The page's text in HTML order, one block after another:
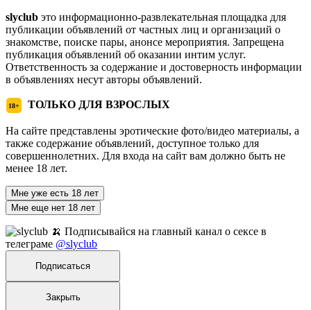
slyclub это информационно-развлекательная площадка для
публикации объявлений от частных лиц и организаций о
знакомстве, поиске пары, анонсе мероприятия. Запрещена
публикация объявлений об оказании интим услуг.
Ответственность за содержание и достоверность информации
в объявлениях несут авторы объявлений.
18+ ТОЛЬКО ДЛЯ ВЗРОСЛЫХ
На сайте представлены эротические фото/видео материалы, а
также содержание объявлений, доступное только для
совершеннолетних. Для входа на сайт вам должно быть не
менее 18 лет.
Мне уже есть 18 лет
Мне еще нет 18 лет
🍌 Подписывайся на главный канал о сексе в
телеграме @slyclub
Подписаться
Закрыть